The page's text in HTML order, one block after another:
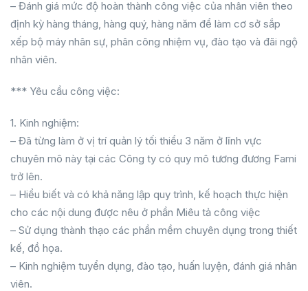
– Đánh giá mức độ hoàn thành công việc của nhân viên theo
định kỳ hàng tháng, hàng quý, hàng năm để làm cơ sở sắp
xếp bộ máy nhân sự, phân công nhiệm vụ, đào tạo và đãi ngộ
nhân viên.
*** Yêu cầu công việc:
1. Kinh nghiệm:
– Đã từng làm ở vị trí quản lý tối thiểu 3 năm ở lĩnh vực
chuyên mô này tại các Công ty có quy mô tương đương Fami
trở lên.
– Hiểu biết và có khả năng lập quy trình, kế hoạch thực hiện
cho các nội dung được nêu ở phần Miêu tả công việc
– Sử dụng thành thạo các phần mềm chuyên dụng trong thiết
kế, đồ họa.
– Kinh nghiệm tuyển dụng, đào tạo, huấn luyện, đánh giá nhân
viên.